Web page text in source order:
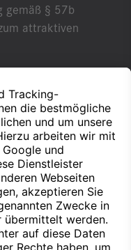
gemäß § 57b
attraktiven